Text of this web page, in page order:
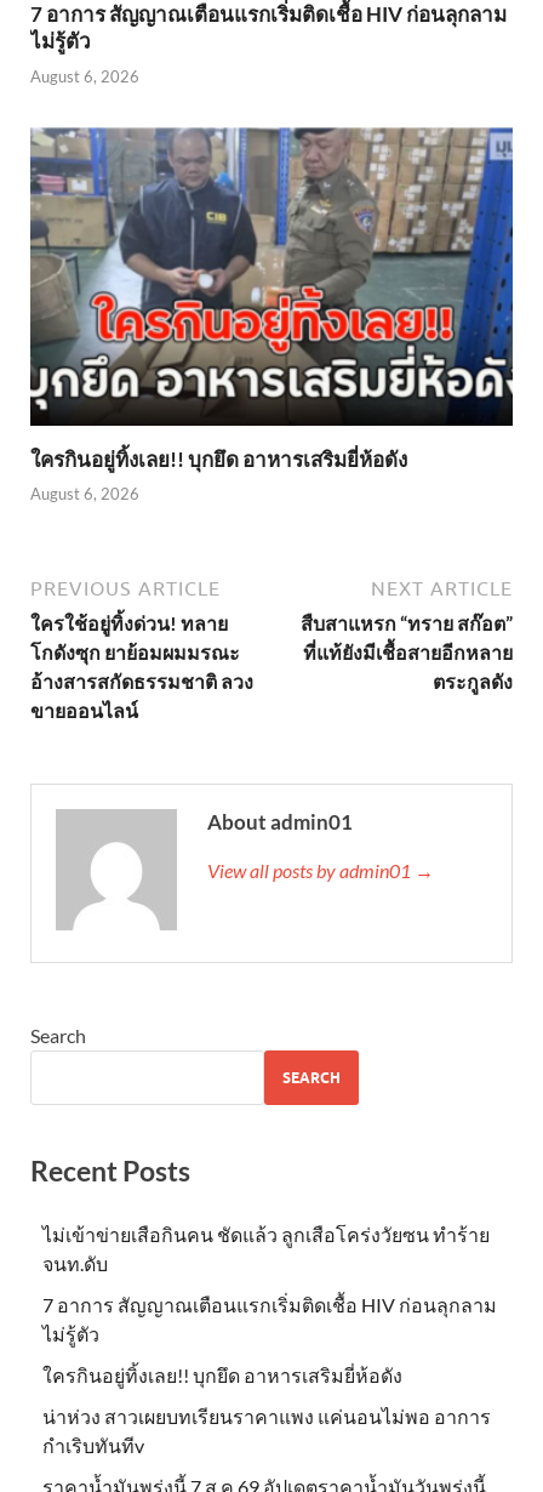
7 อาการ สัญญาณเตือนแรกเริ่มติดเชื้อ HIV ก่อนลุกลาม
ไม่รู้ตัว
August 6, 2026
ใครกินอยู่ทิ้งเลย!! บุกยึด อาหารเสริมยี่ห้อดัง
August 6, 2026
PREVIOUS ARTICLE
ใครใช้อยู่ทิ้งด่วน! ทลาย
โกดังซุก ยาย้อมผมมรณะ
อ้างสารสกัดธรรมชาติ ลวง
ขายออนไลน์
NEXT ARTICLE
สืบสาแหรก “ทราย สก๊อต”
ที่แท้ยังมีเชื้อสายอีกหลาย
ตระกูลดัง
About admin01
View all posts by admin01 →
Search
SEARCH
Recent Posts
ไม่เข้าข่าย​เสือกินคน ชัดแล้ว ลูกเสือโคร่งวัยซน ทำร้าย
จนท.ดับ
7 อาการ สัญญาณเตือนแรกเริ่มติดเชื้อ HIV ก่อนลุกลาม
ไม่รู้ตัว
ใครกินอยู่ทิ้งเลย!! บุกยึด อาหารเสริมยี่ห้อดัง
น่าห่วง สาวเผยบทเรียนราคาแพง แค่นอนไม่พอ อาการ
กำเริบทันทีv
ราคาน้ำมันพรุ่งนี้ 7 ส.ค.69 อัปเดตราคาน้ำมันวันพรุ่งนี้